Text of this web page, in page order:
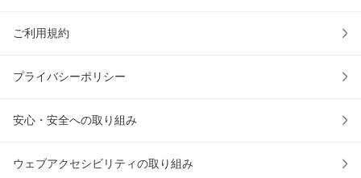
ご利用規約
プライバシーポリシー
安心・安全への取り組み
ウェブアクセシビリティの取り組み